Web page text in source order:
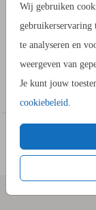
Wij gebruiken
gebruikerservaring
te analyseren en
weergeven van
Je kunt jouw
cookiebeleid
Begin met dit
een klein
allerlei
maken.
Toon meer